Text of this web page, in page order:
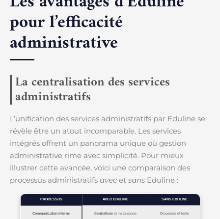
pour l’efficacité
administrative
La centralisation des services
administratifs
L’unification des services administratifs par Eduline se
révèle être un atout incomparable. Les services
intégrés offrent un panorama unique où gestion
administrative rime avec simplicité. Pour mieux
illustrer cette avancée, voici une comparaison des
processus administratifs avec et sans Eduline :
PROCESSUS AVEC EDULINE SANS EDULINE
Communication interne Centralisée et instantanée Dispersée et lente